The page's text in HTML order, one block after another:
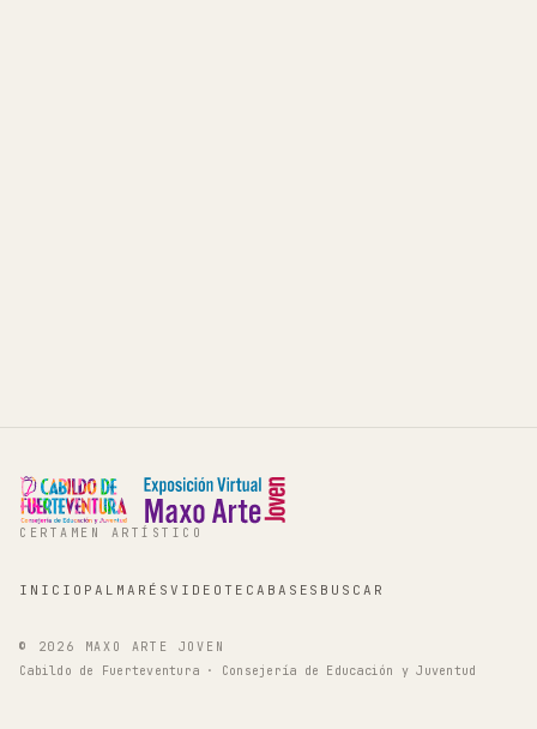
CERTAMEN ARTÍSTICO
INICIO PALMARÉS VIDEOTECA BASES BUSCAR
© 2026
MAXO ARTE JOVEN
Cabildo de Fuerteventura · Consejería de Educación y Juventud